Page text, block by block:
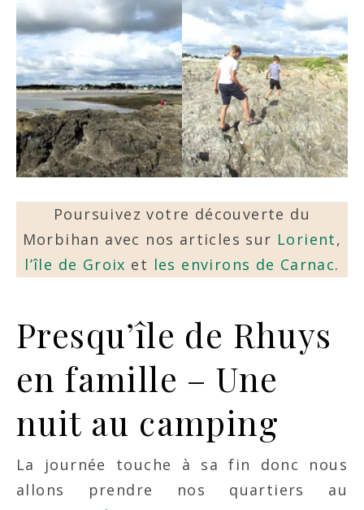
Poursuivez votre découverte du
Morbihan avec nos articles sur Lorient,
l’île de Groix et les environs de Carnac.
Presqu’île de Rhuys
en famille – Une
nuit au camping
La journée touche à sa fin donc nous
allons prendre nos quartiers au